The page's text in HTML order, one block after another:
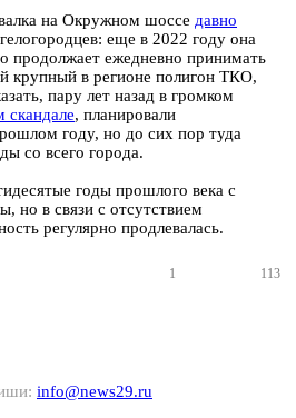
на Окружном шоссе давно
еще в 2022 году она
продолжает ежедневно принимать
крупный в регионе полигон ТКО,
пару лет назад в громком
скандале, планировали
году, но до сих пор туда
со всего города.
годы прошлого века с
но в связи с отсутствием
регулярно продлевалась.
1 113
info@news29.ru